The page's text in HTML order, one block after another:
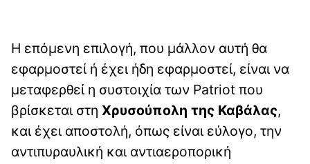
Η επόμενη επιλογή, που μάλλον αυτή θα
εφαρμοστεί ή έχει ήδη εφαρμοστεί, είναι να
μεταφερθεί η συστοιχία των Patriot που
βρίσκεται στη Χρυσούπολη της Καβάλας,
και έχει αποστολή, όπως είναι εύλογο, την
αντιπυραυλική και αντιαεροπορική